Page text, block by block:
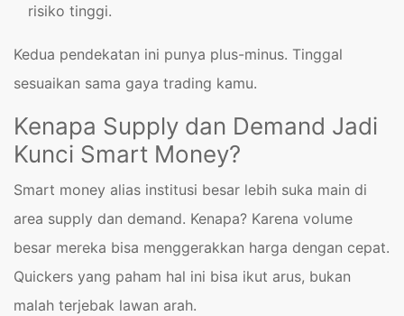
risiko tinggi.
Kedua pendekatan ini punya plus-minus. Tinggal
sesuaikan sama gaya trading kamu.
Kenapa Supply dan Demand Jadi
Kunci Smart Money?
Smart money alias institusi besar lebih suka main di
area supply dan demand. Kenapa? Karena volume
besar mereka bisa menggerakkan harga dengan cepat.
Quickers yang paham hal ini bisa ikut arus, bukan
malah terjebak lawan arah.